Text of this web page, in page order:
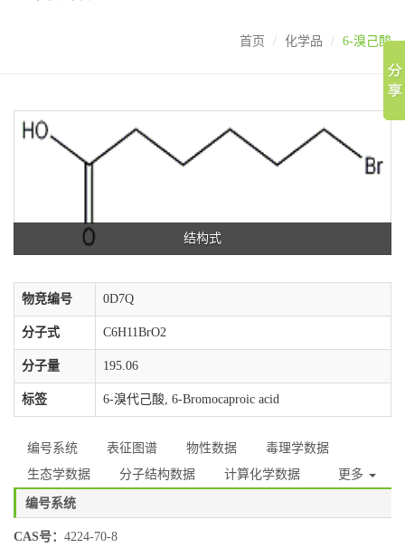
首页 化学品 6-溴己酸
结构式
物竞编号 0D7Q
分子式 C6H11BrO2
分子量 195.06
标签 6-溴代己酸, 6-Bromocaproic acid
编号系统 表征图谱 物性数据
毒理学数据
生态学数据
分子结构数据 计算化学数据 更多
编号系统
CAS号： 4224-70-8